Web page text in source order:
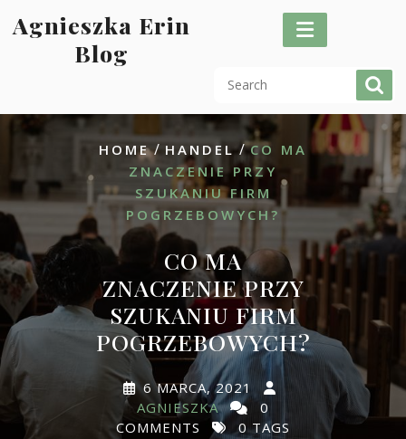
toAgnieszka Erin
Blog
HOME/ HANDEL/CO MA
ZNACZENIE PRZY
SZUKANIU FIRM
POGRZEBOWYCH?
CO MA
ZNACZENIE PRZY
SZUKANIU FIRM
POGRZEBOWYCH?
6 MARCA, 2021
AGNIESZKA
0
COMMENTS
0 TAGS